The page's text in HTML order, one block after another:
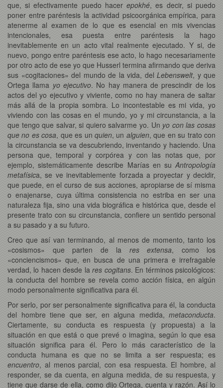
que, si efectivamente puedo hacerepokhé, es decir, si puedo
poner entre paréntesis la actividad psicoorgánica empírica, para
atenerme al examen de lo que es esencial en mis vivencias
intencionales, esa puesta entre paréntesis la hago
inevitablemente en un acto vital realmente ejecutado. Y si, de
nuevo, pongo entre paréntesis ese acto, lo hago necesariamente
por otro acto de ese yo que Husserl termina afirmando que deriva
sus «cogitaciones» del mundo de la vida, del Lebenswelt, y que
Ortega llama yo ejecutivo. No hay manera de prescindir de los
actos del yo ejecutivo y viviente, como no hay manera de saltar
más allá de la propia sombra. Lo incontestable es mi vida, yo
viviendo con las cosas en el mundo, yo y mi circunstancia, a la
que tengo que salvar, si quiero salvarme yo. Un yo con las cosas
que no es cosa, que es unquien, un alguien, que en su trato con
la circunstancia se va descubriendo, inventando y haciendo. Una
persona que, temporal y corpórea y con las notas que, por
ejemplo, sistemáticamente describe Marías en su Antropología
metafísica, se ve inevitablemente forzada a proyectar y decidir,
que puede, en el curso de sus acciones, apropiarse de sí misma
o enajenarse, cuya última consistencia no estriba en ser una
naturaleza fija, sino una vida biográfica e histórica que, desde el
presente trato con su circunstancia, confiere un sentido personal
a su pasado y a su futuro.
Creo que así van terminando, al menos de momento, tanto los
«cosismos» que parten de la res extensa, como los
«conciencismos» que, en busca de una primera e irrefragable
verdad, lo hacen desde lares cogitans. En términos psicológicos:
la conducta del hombre se revela como acción física, en algún
modo personalmente significativa para él.
Por serlo, por ser personalmente significativa para él, la conducta
del hombre tiene que ser, en alguna medida, metaconducta.
Ciertamente, su conducta es respuesta (y propuesta) a la
situación en que está o que prevé o imagina, según lo que esa
situación significa para él. Pero lo más característico de la
conducta humana es que no se limita a ser respuesta; es
encuentro, al menos parcial, con esa respuesta. El hombre, al
responder, se da cuenta, en alguna medida, de su respuesta, y
tiene que darse de ella, como dijo Ortega, cuenta y razón. Así lo